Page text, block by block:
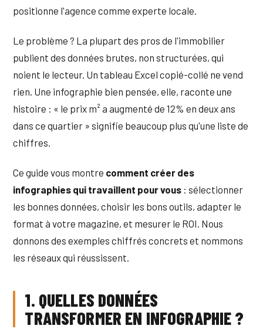
positionne l'agence comme experte locale.
Le problème ? La plupart des pros de l'immobilier
publient des données brutes, non structurées, qui
noient le lecteur. Un tableau Excel copié-collé ne vend
rien. Une infographie bien pensée, elle, raconte une
histoire : « le prix m² a augmenté de 12% en deux ans
dans ce quartier » signifie beaucoup plus qu'une liste de
chiffres.
Ce guide vous montre comment créer des
infographies qui travaillent pour vous : sélectionner
les bonnes données, choisir les bons outils, adapter le
format à votre magazine, et mesurer le ROI. Nous
donnons des exemples chiffrés concrets et nommons
les réseaux qui réussissent.
1. QUELLES DONNÉES
TRANSFORMER EN INFOGRAPHIE ?